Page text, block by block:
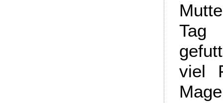
Tag
viel